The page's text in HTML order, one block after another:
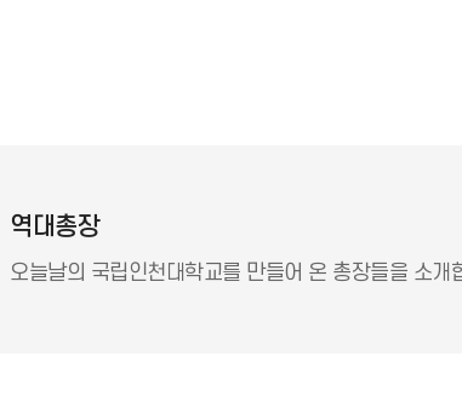
역대총장
오늘날의 국립인천대학교를 만들어 온 총장들을 소